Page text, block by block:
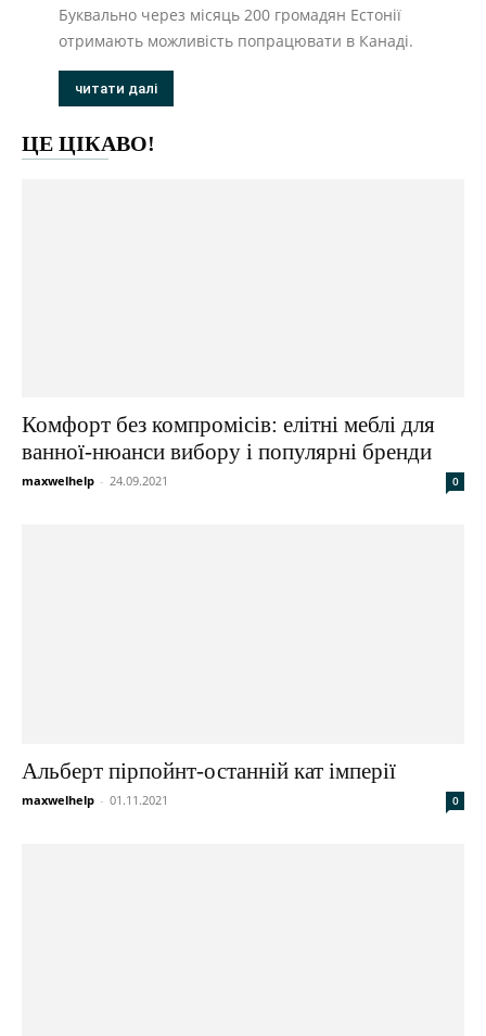
Буквально через місяць 200 громадян Естонії
отримають можливість попрацювати в Канаді.
читати далі
ЦЕ ЦІКАВО!
Комфорт без компромісів: елітні меблі для
ванної-нюанси вибору і популярні бренди
maxwelhelp - 24.09.2021 0
Альберт пірпойнт-останній кат імперії
maxwelhelp - 01.11.2021 0